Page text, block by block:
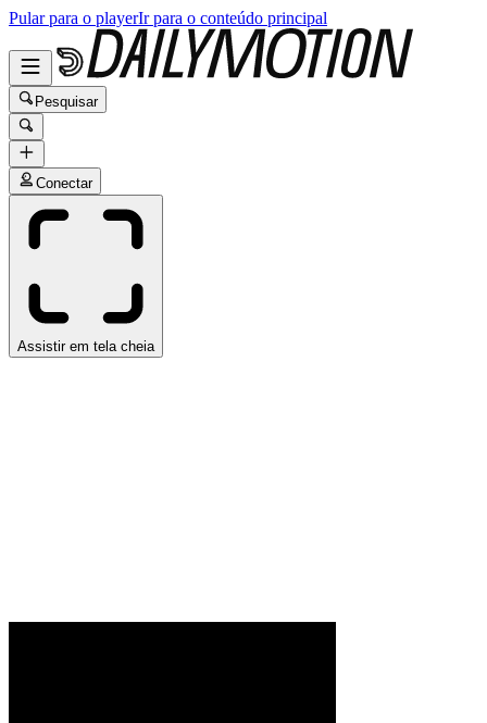
Pular para o playerIr para o conteúdo principal
Pesquisar
Conectar
Assistir em tela cheia